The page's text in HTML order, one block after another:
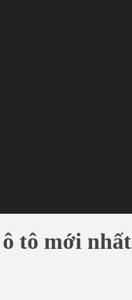
tô mới nhất